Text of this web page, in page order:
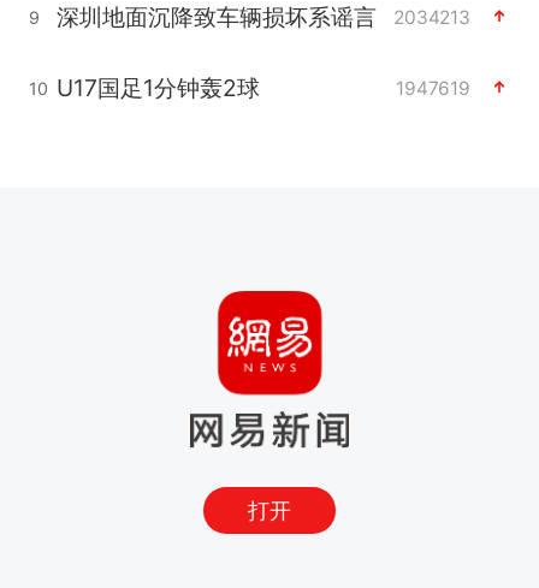
9 深圳地面沉降致车辆损坏系谣言 2034213
10 U17国足1分钟轰2球 1947619
打开